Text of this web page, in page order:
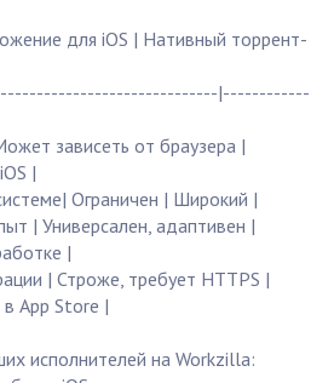
для iOS | Нативный торрент-
|------------
зависеть от браузера |
|
Ограничен | Широкий |
| Универсален, адаптивен |
|
| Строже, требует HTTPS |
в App Store |
исполнителей на Workzilla: